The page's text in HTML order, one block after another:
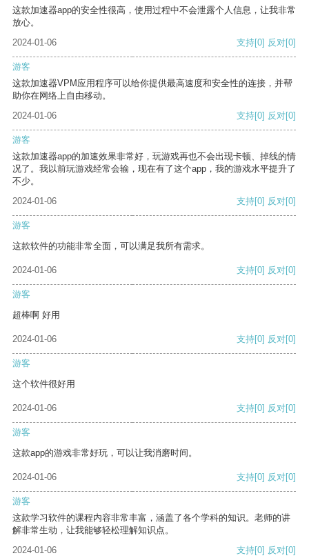
这款加速器app的安全性很高，使用过程中不会泄露个人信息，让我非常
放心。
2024-01-06
支持[0] 反对[0]
游客
这款加速器VPM应用程序可以给你提供最高速度和安全性的连接，并帮
助你在网络上自由移动。
2024-01-06
支持[0] 反对[0]
游客
这款加速器app的加速效果非常好，玩游戏再也不会出现卡顿、掉线的情
况了。我以前玩游戏经常会输，现在有了这个app，我的游戏水平提升了
不少。
2024-01-06
支持[0] 反对[0]
游客
这款软件的功能非常全面，可以满足我所有需求。
2024-01-06 支持[0] 反对[0]
游客
超棒啊 好用
2024-01-06 支持[0] 反对[0]
游客
这个软件很好用
2024-01-06 支持[0] 反对[0]
游客
这款app的游戏非常好玩，可以让我消磨时间。
2024-01-06 支持[0] 反对[0]
游客
这款学习软件的课程内容非常丰富，涵盖了各个学科的知识。老师的讲
解非常生动，让我能够轻松理解知识点。
2024-01-06
支持[0] 反对[0]